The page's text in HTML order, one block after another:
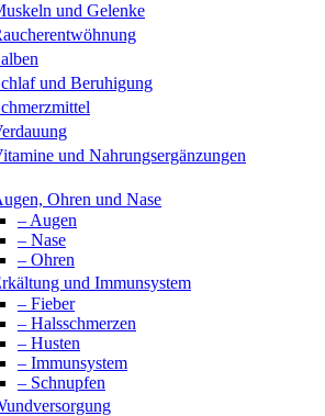
und Gelenke
und Beruhigung
und Nahrungsergänzungen
Ohren und Nase
– Augen
– Nase
– Ohren
und Immunsystem
– Fieber
– Halsschmerzen
– Husten
– Immunsystem
– Schnupfen